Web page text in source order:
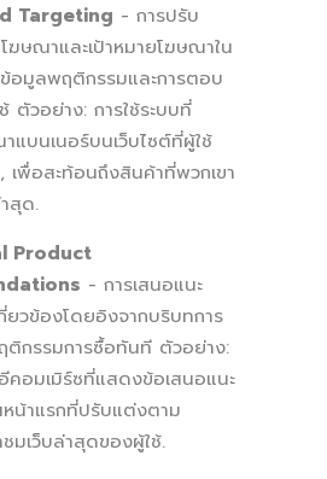
Targeting - การปรับ
ฆษณาและเป้าหมายโฆษณาใน
ข้อมูลพฤติกรรมและการตอบ
ตัวอย่าง: การใช้ระบบที่
แบนเนอร์บนเว็บไซต์ที่ผู้ใช้
เพื่อสะท้อนถึงสินค้าที่พวกเขา
สุด.
Product
- การเสนอแนะ
วข้องโดยอิงจากบริบทการ
ติกรรมการซื้อทันที ตัวอย่าง:
อมเมิร์ซที่แสดงข้อเสนอแนะ
าแรกที่ปรับแต่งตาม
ชมเว็บล่าสุดของผู้ใช้.